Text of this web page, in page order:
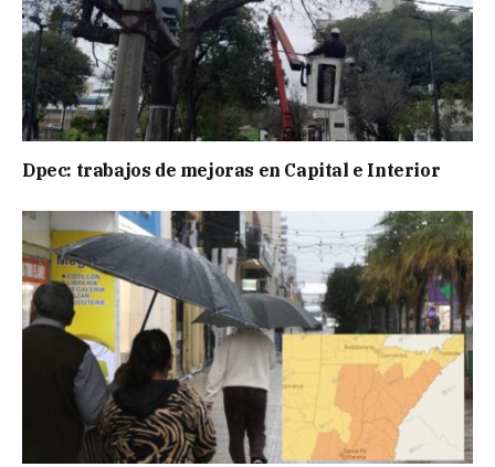
Dpec: trabajos de mejoras en Capital e Interior